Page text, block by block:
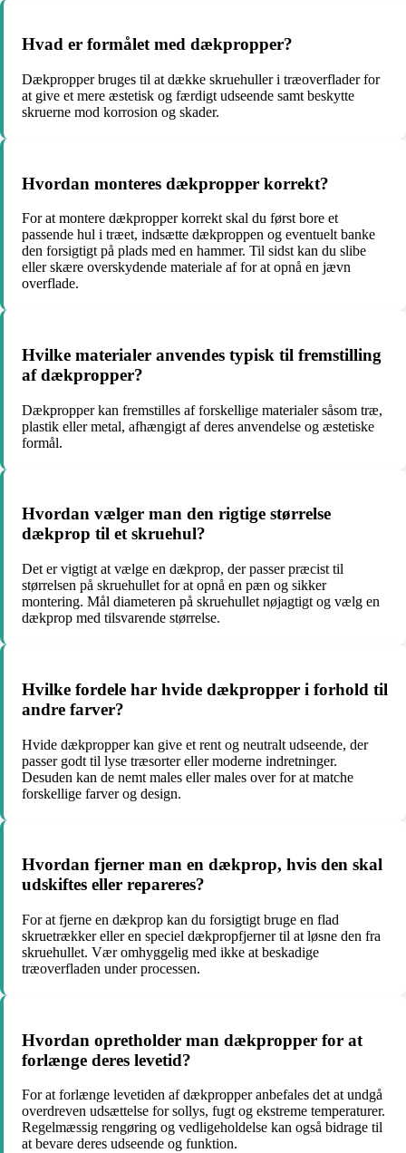
Hvad er formålet med dækpropper?
Dækpropper bruges til at dække skruehuller i træoverflader for
at give et mere æstetisk og færdigt udseende samt beskytte
skruerne mod korrosion og skader.
Hvordan monteres dækpropper korrekt?
For at montere dækpropper korrekt skal du først bore et
passende hul i træet, indsætte dækproppen og eventuelt banke
den forsigtigt på plads med en hammer. Til sidst kan du slibe
eller skære overskydende materiale af for at opnå en jævn
overflade.
Hvilke materialer anvendes typisk til fremstilling
af dækpropper?
Dækpropper kan fremstilles af forskellige materialer såsom træ,
plastik eller metal, afhængigt af deres anvendelse og æstetiske
formål.
Hvordan vælger man den rigtige størrelse
dækprop til et skruehul?
Det er vigtigt at vælge en dækprop, der passer præcist til
størrelsen på skruehullet for at opnå en pæn og sikker
montering. Mål diameteren på skruehullet nøjagtigt og vælg en
dækprop med tilsvarende størrelse.
Hvilke fordele har hvide dækpropper i forhold til
andre farver?
Hvide dækpropper kan give et rent og neutralt udseende, der
passer godt til lyse træsorter eller moderne indretninger.
Desuden kan de nemt males eller males over for at matche
forskellige farver og design.
Hvordan fjerner man en dækprop, hvis den skal
udskiftes eller repareres?
For at fjerne en dækprop kan du forsigtigt bruge en flad
skruetrækker eller en speciel dækpropfjerner til at løsne den fra
skruehullet. Vær omhyggelig med ikke at beskadige
træoverfladen under processen.
Hvordan opretholder man dækpropper for at
forlænge deres levetid?
For at forlænge levetiden af dækpropper anbefales det at undgå
overdreven udsættelse for sollys, fugt og ekstreme temperaturer.
Regelmæssig rengøring og vedligeholdelse kan også bidrage til
at bevare deres udseende og funktion.